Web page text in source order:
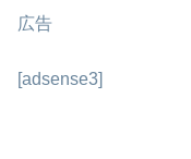
広告
[adsense3]